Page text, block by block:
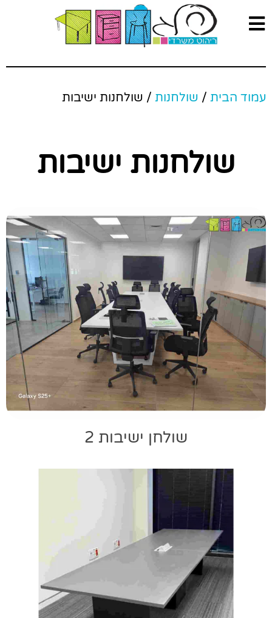
עמוד הבית / שולחנות / שולחנות ישיבות
שולחנות ישיבות
שולחן ישיבות 2